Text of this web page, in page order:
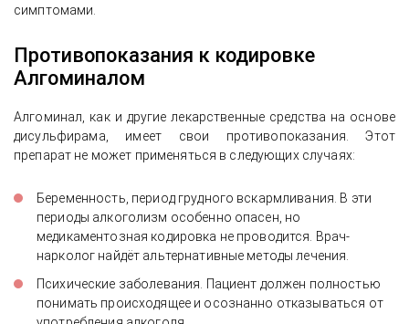
симптомами.
Противопоказания к кодировке
Алгоминалом
Алгоминал, как и другие лекарственные средства на основе
дисульфирама, имеет свои противопоказания. Этот
препарат не может применяться в следующих случаях:
Беременность, период грудного вскармливания. В эти
периоды алкоголизм особенно опасен, но
медикаментозная кодировка не проводится. Врач-
нарколог найдёт альтернативные методы лечения.
Психические заболевания. Пациент должен полностью
понимать происходящее и осознанно отказываться от